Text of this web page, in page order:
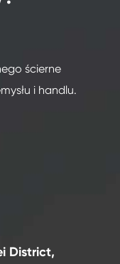
ścierne
i handlu.
District,